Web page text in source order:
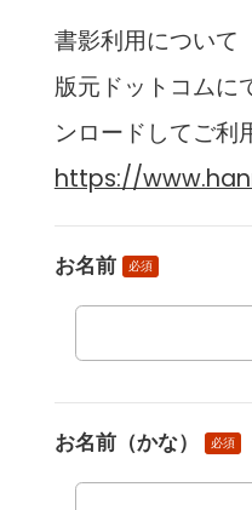
書影利用について
版元ドットコムに
ンロードしてご利
https://
お名前 必須
お名前（かな） 必須